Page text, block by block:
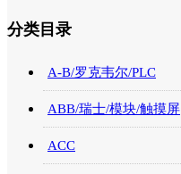
分类目录
A-B/罗克韦尔/PLC
ABB/瑞士/模块/触摸屏
ACC